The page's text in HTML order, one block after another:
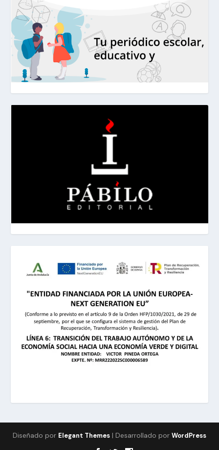
Diseñado por Elegant Themes | Desarrollado por WordPress